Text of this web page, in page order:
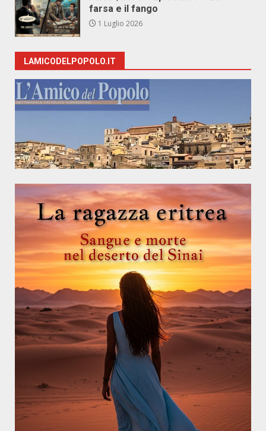
farsa e il fango
1 Luglio 2026
LAMICODELPOPOLO.IT